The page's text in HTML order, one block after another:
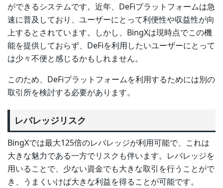
ができるシステムです。近年、DeFiプラットフォームは急
速に普及しており、ユーザーにとって利便性や収益性が向
上するとされています。しかし、BingXは現時点でこの機
能を提供しておらず、DeFiを利用したいユーザーにとって
は少々不便と感じるかもしれません。
このため、DeFiプラットフォームを利用するためには別の
取引所を検討する必要があります。
レバレッジリスク
BingXでは最大125倍のレバレッジが利用可能で、これは
大きな魅力である一方でリスクも伴います。レバレッジを
用いることで、少ない資金でも大きな取引を行うことがで
き、うまくいけば大きな利益を得ることが可能です。